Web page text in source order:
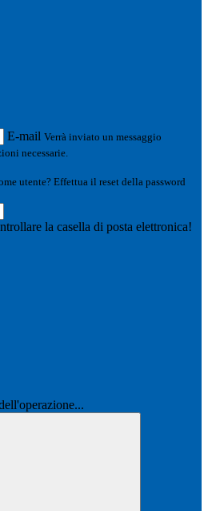
E-mail Verrà inviato un messaggio
necessarie.
utente? Effettua il reset della password
la casella di posta elettronica!